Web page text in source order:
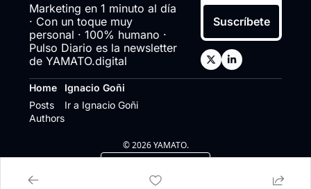
Marketing en 1 minuto al día
· Con un toque muy
personal · 100% humano ·
Pulso Diario es la newsletter
de YAMATO.digital
Suscríbete
Home
Posts
Authors
Ignacio Goñi
Ir a Ignacio Goñi
© 2026 YAMATO.